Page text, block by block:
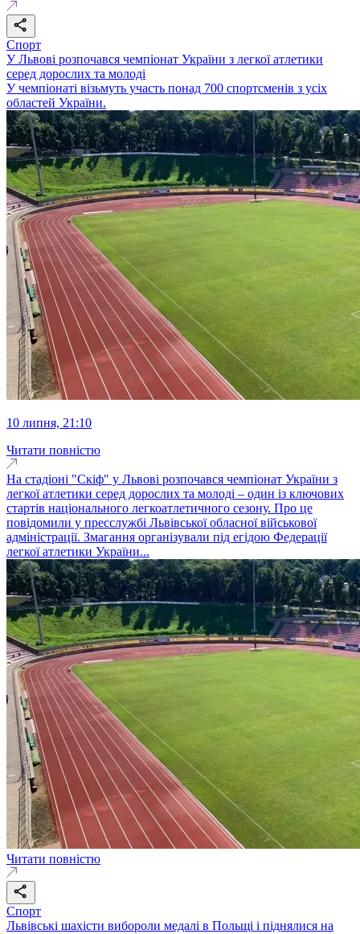
Спорт
У Львові розпочався чемпіонат України з легкої атлетики
серед дорослих та молоді
У чемпіонаті візьмуть участь понад 700 спортсменів з усіх
областей України.
10 липня, 21:10
Читати повністю
На стадіоні "Скіф" у Львові розпочався чемпіонат України з
легкої атлетики серед дорослих та молоді – один із ключових
стартів національного легкоатлетичного сезону. Про це
повідомили у пресслужбі Львівської обласної військової
адміністрації. Змагання організували під егідою Федерації
легкої атлетики України...
Читати повністю
Спорт
Львівські шахісти вибороли медалі в Польщі і піднялися на